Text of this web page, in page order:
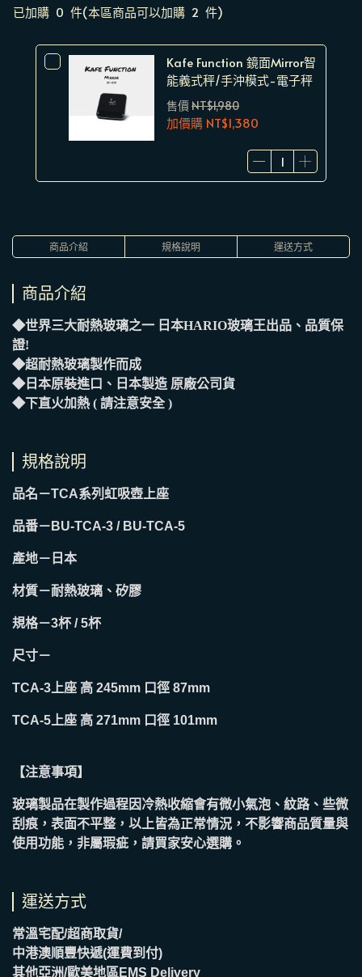
已加購 0 件(本區商品可以加購 2 件)
Kafe Function 鏡面Mirror智
能義式秤/手沖模式-電子秤
售價NT$1,980
加價購 NT$1,380
商品介紹 規格說明 運送方式
商品介紹
◆世界三大耐熱玻璃之一 日本HARIO玻璃王出品、品質保
證!
◆超耐熱玻璃製作而成
◆日本原裝進口、日本製造 原廠公司貨
◆下直火加熱 ( 請注意安全 )
規格說明
品名－TCA系列虹吸壺上座
品番－BU-TCA-3 / BU-TCA-5
產地－日本
材質－耐熱玻璃、矽膠
規格－3杯 / 5杯
尺寸－
TCA-3上座 高 245mm 口徑 87mm
TCA-5上座 高 271mm 口徑 101mm
【注意事項】
玻璃製品在製作過程因冷熱收縮會有微小氣泡、紋路、些微
刮痕，表面不平整，以上皆為正常情況，不影響商品質量與
使用功能，非屬瑕疵，請買家安心選購。
運送方式
常溫宅配/超商取貨/
中港澳順豐快遞(運費到付)
其他亞洲/歐美地區EMS Delivery